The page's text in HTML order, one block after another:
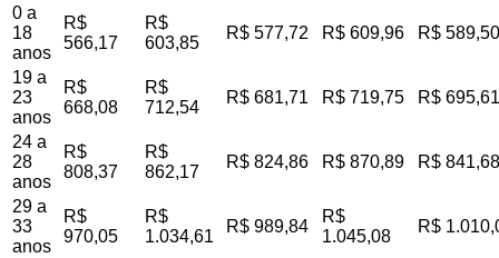
0 a
18
anos
R$
566,17
R$
603,85
R$ 577,72 R$ 609,96 R$ 589,50
19 a
23
anos
R$
668,08
R$
712,54
R$ 681,71 R$ 719,75 R$ 695,61
24 a
28
anos
R$
808,37
R$
862,17
R$ 824,86 R$ 870,89 R$ 841,68
29 a
33
anos
R$
970,05
R$
1.034,61
R$ 989,84
R$
1.045,08
R$